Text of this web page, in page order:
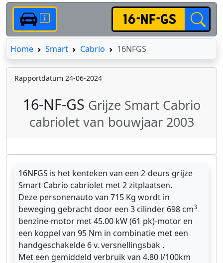
HomeHomeSmart Cabrio 16NFGS
Rapportdatum 24-06-2024
16-NF-GS Grijze Smart Cabrio
cabriolet van bouwjaar 2003
16NFGS is het kenteken van een 2-deurs grijze
Smart Cabrio cabriolet met 2 zitplaatsen.
Deze personenauto van 715 Kg wordt in
beweging gebracht door een 3 cilinder 698 cm3
benzine-motor met 45.00 kW (61 pk)-motor en
een koppel van 95 Nm in combinatie met een
handgeschakelde 6 v. versnellingsbak .
Met een gemiddeld verbruik van 4.80 l/100km